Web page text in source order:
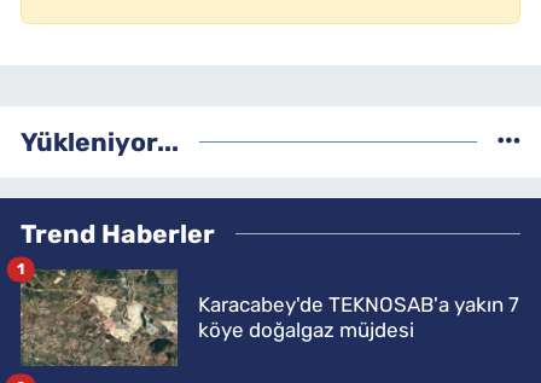
Yükleniyor...
Trend Haberler
Karacabey'de TEKNOSAB'a yakın 7
köye doğalgaz müjdesi
1